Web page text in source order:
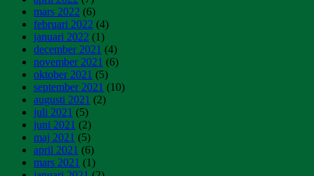
mars 2022 (6)
februari 2022 (4)
januari 2022 (1)
december 2021 (4)
november 2021 (6)
oktober 2021 (5)
september 2021 (10)
augusti 2021 (2)
juli 2021 (5)
juni 2021 (2)
maj 2021 (5)
april 2021 (6)
mars 2021 (1)